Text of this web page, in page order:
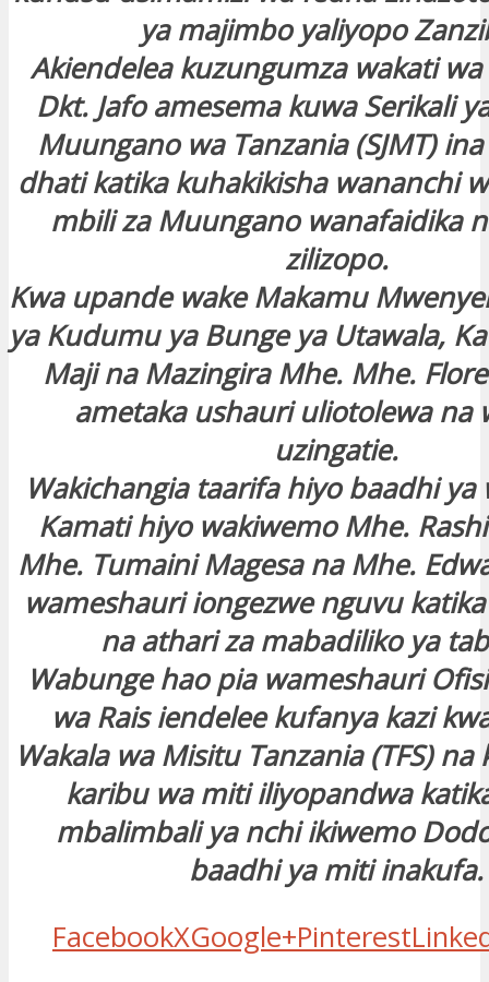
ya majimbo yaliyopo
Akiendelea kuzungumza wakati
Dkt. Jafo amesema kuwa Serikali
Muungano wa Tanzania (SJMT)
dhati katika kuhakikisha wananchi
mbili za Muungano wanafaidika
zilizopo.
Kwa upande wake Makamu
ya Kudumu ya Bunge ya Utawala,
Maji na Mazingira Mhe. Mhe.
ametaka ushauri uliotolewa na
uzingatie.
Wakichangia taarifa hiyo baadhi
Kamati hiyo wakiwemo Mhe.
Mhe. Tumaini Magesa na Mhe.
wameshauri iongezwe nguvu
na athari za mabadiliko ya
Wabunge hao pia wameshauri
wa Rais iendelee kufanya kazi
Wakala wa Misitu Tanzania (TFS)
karibu wa miti iliyopandwa
mbalimbali ya nchi ikiwemo
baadhi ya miti inakufa.
FacebookXGoogle+Pinterest